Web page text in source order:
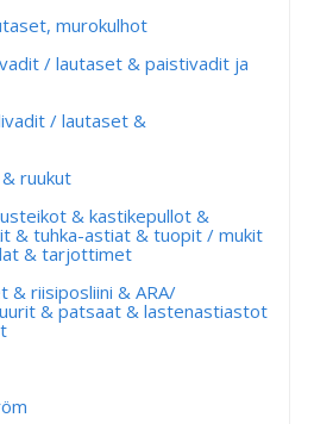
murokulhot
/ lautaset & paistivadit ja
/ lautaset &
ruukut
& kastikepullot &
& tuhka-astiat & tuopit / mukit
& tarjottimet
& riisiposliini & ARA/
& patsaat & lastenastiastot